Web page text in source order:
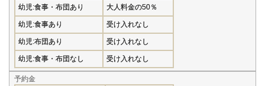
幼児:食事・布団あり 大人料金の50％
幼児:食事あり 受け入れなし
幼児:布団あり 受け入れなし
幼児:食事・布団なし 受け入れなし
予約金